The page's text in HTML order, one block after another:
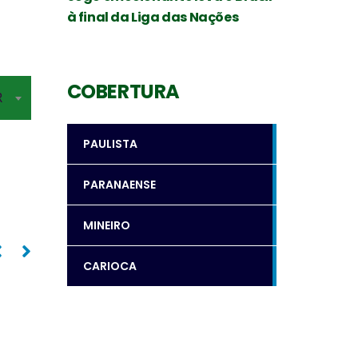
SILVIO ROBERTO
Oposto
PAULO COCO
à final da Liga das Nações
COBERTURA
PAULISTA
PARANAENSE
MINEIRO
CARIOCA